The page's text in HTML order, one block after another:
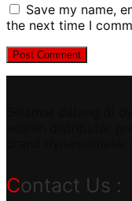
Save my name,
the next time I
Contact Us :